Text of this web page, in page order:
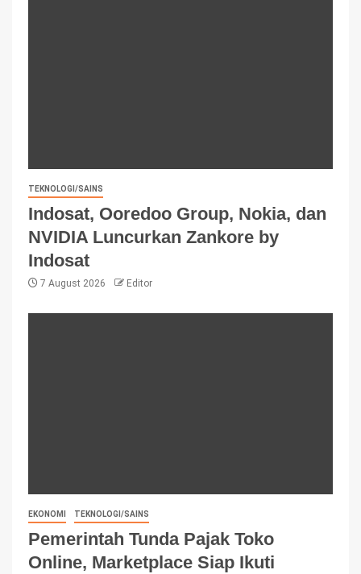
TEKNOLOGI/SAINS
Indosat, Ooredoo Group, Nokia, dan
NVIDIA Luncurkan Zankore by
Indosat
7 August 2026 Editor
EKONOMI TEKNOLOGI/SAINS
Pemerintah Tunda Pajak Toko
Online, Marketplace Siap Ikuti